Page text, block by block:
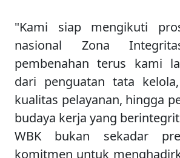
"Kami siap mengikuti
nasional Zona
pembenahan terus kami
dari penguatan tata
kualitas pelayanan, hingga
budaya kerja yang
WBK bukan sekadar
komitmen untuk